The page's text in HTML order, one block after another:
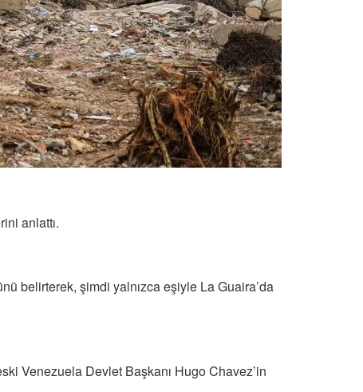
anlattı.
belirterek, şimdi yalnızca eşiyle La Guaira’da
Venezuela Devlet Başkanı Hugo Chavez’in